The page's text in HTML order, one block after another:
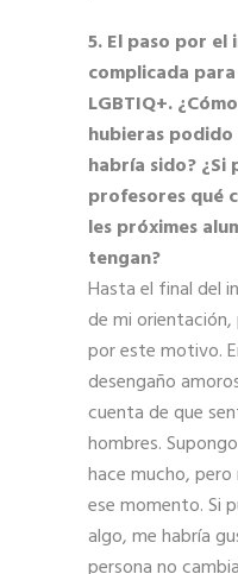
5. El paso por
complicada
LGBTIQ+.
hubieras
habría sido?
profesores qué
les próximes
tengan?
Hasta el final del
de mi
por este motivo.
desengaño
cuenta de que
hombres.
hace mucho,
ese momento. Si
algo, me habría
persona no